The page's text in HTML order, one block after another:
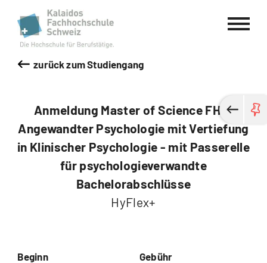
Kalaidos Fachhochschule Schweiz
zurück zum Studiengang
Anmeldung Master of Science FH in
Angewandter Psychologie mit Vertiefung
in Klinischer Psychologie - mit Passerelle
für psychologieverwandte
Bachelorabschlüsse
HyFlex+
Beginn Gebühr